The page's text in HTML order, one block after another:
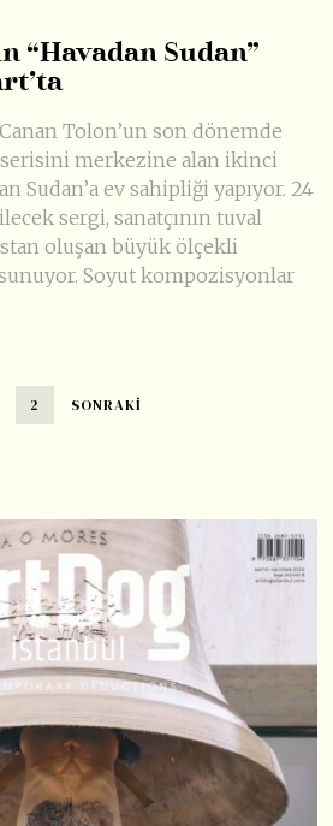
“Havadan Sudan”
Tolon’un son dönemde
serisini merkezine alan ikinci
Sudan’a ev sahipliği yapıyor. 24
sergi, sanatçının tuval
oluşan büyük ölçekli
Soyut kompozisyonlar
2 SONRAKI